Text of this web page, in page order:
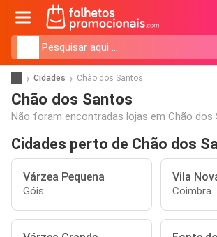
Cidades Chão dos Santos
Chão dos Santos
Não foram encontradas lojas em Chão dos
Cidades perto de Chão dos
Várzea Pequena
Góis
Vila
Coimbra